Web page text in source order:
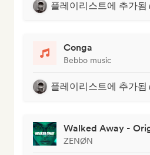
플레이리스트에 추가됨
Conga
Bebbo music
플레이리스트에 추가됨
Walked Away -
ZENØN